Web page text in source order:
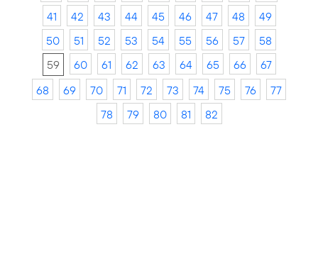
41
42 43 44 45 46 47 48
49
50
51 52 53 54 55 56 57
58
59
60 61 62 63 64 65 66
67
68
69 70 71 72 73 74 75 76
77
78
79 80 81 82